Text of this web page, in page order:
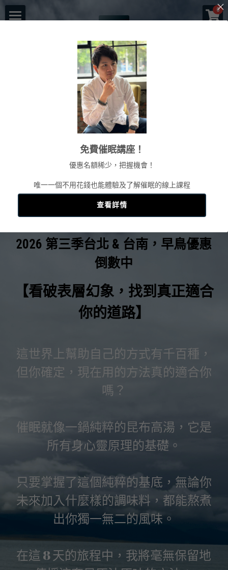
催眠師傑克森
0
命運重塑計畫
頌缽及量子觸療
自我催眠工作坊
前世今生工作坊
解夢與清醒夢工作坊
催眠師培訓課程
NGH催眠師證照班
一個小時理解催眠
LINE社群
【台北/台南】NGH 催
眠師證照實戰班
「別只拿一張證照，你要學會的
是『變現』與『助人』的底層邏
輯。」
2026 第三季台北 & 台南，早鳥優惠
倒數中
【看破表層幻象，找到真正適合
你的道路】
這世界上幫助自己的方式有千百種，
但你確定，現在用的方法真的適合你
嗎？
催眠就像一鍋純粹的昆布高湯，它是
所有身心靈原理的基礎。
只要掌握了這個純粹的基底，無論你
未來加入什麼樣的調味料，都能熬煮
出你獨一無二的風味。
在這 8 天的旅程中，我將毫無保留地
×
商品分類
免費催眠講座！
優惠名額稀少，把握機會！
唯一一個不用花錢也能體驗及了解催眠的線上課程
查看詳情